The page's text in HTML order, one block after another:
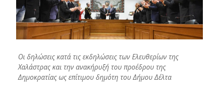
Οι δηλώσεις κατά τις εκδηλώσεις των Ελευθερίων της
Χαλάστρας και την ανακήρυξή του προέδρου της
Δημοκρατίας ως επίτιμου δημότη του Δήμου Δέλτα